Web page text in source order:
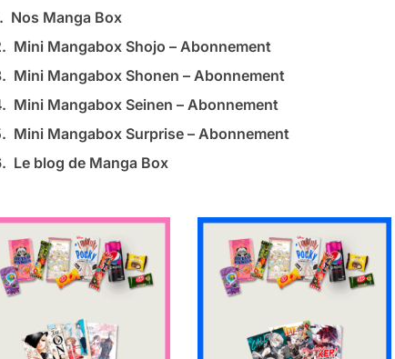
Nos Manga Box
Mini Mangabox Shojo – Abonnement
Mini Mangabox Shonen – Abonnement
Mini Mangabox Seinen – Abonnement
Mini Mangabox Surprise – Abonnement
Le blog de Manga Box